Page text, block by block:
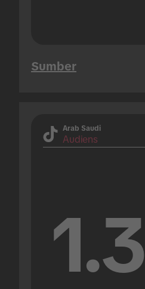
Sumber
Arab Saudi
Audiens
1.3